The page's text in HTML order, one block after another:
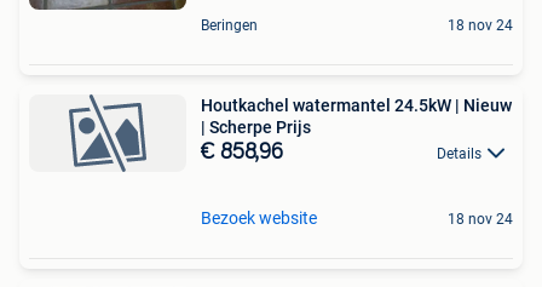
Beringen 18 nov 24
Houtkachel watermantel 24.5kW | Nieuw
| Scherpe Prijs
€ 858,96 Details
Bezoek website 18 nov 24